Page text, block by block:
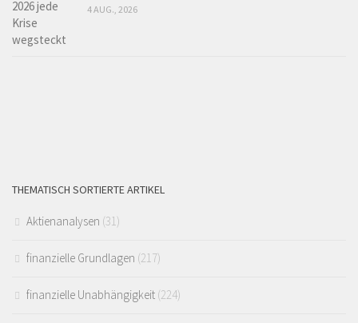
4 AUG., 2026
THEMATISCH SORTIERTE ARTIKEL
Aktienanalysen (31)
finanzielle Grundlagen (217)
finanzielle Unabhängigkeit (224)